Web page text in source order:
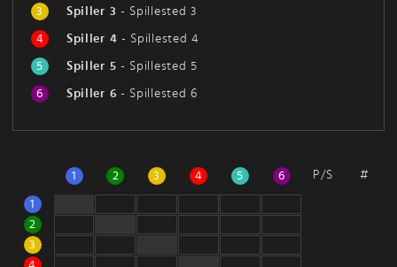
3
Spiller 3 - Spillested 3
4
Spiller 4 - Spillested 4
5
Spiller 5 - Spillested 5
6
Spiller 6 - Spillested 6
1 2 3 4 5 6 P/S
#
1
2
3